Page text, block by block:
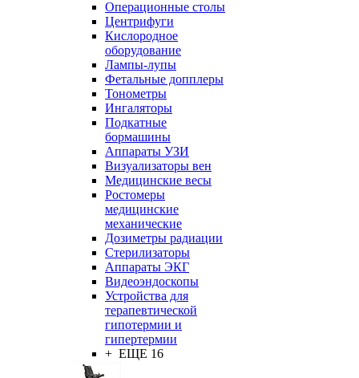
Операционные столы
Центрифуги
Кислородное
оборудование
Лампы-лупы
Фетальные допплеры
Тонометры
Ингаляторы
Подкатные
бормашины
Аппараты УЗИ
Визуализаторы вен
Медицинские весы
Ростомеры
медицинские
механические
Дозиметры радиации
Стерилизаторы
Аппараты ЭКГ
Видеоэндоскопы
Устройства для
терапевтической
гипотермии и
гипертермии
+ ЕЩЕ 16